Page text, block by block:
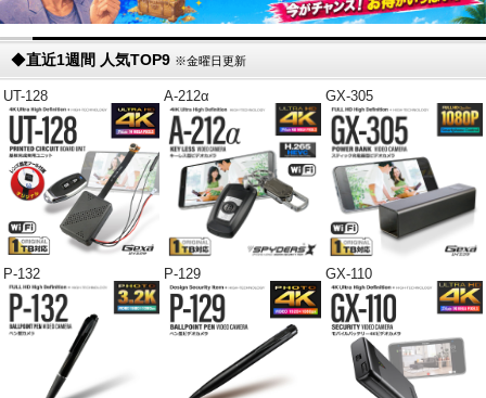
◆直近1週間 人気TOP9 ※金曜日更新
UT-128 A-212α GX-305
P-132 P-129 GX-110